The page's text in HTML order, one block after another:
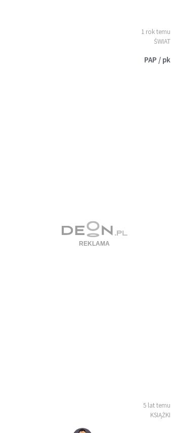
1 rok temu
ŚWIAT
PAP / pk
5 lat temu
KSIĄŻKI